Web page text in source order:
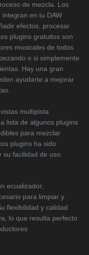
de mezcla. Los
en tu DAW
efectos, procesar
plugins gratuitos son
musicales de todos
o si simplemente
Hay una gran
ayudarte a mejorar
multipista
lista de algunos plugins
para mezclar
plugins ha sido
facilidad de uso.
ecualizador,
para limpiar y
flexibilidad y calidad
lo que resulta perfecto